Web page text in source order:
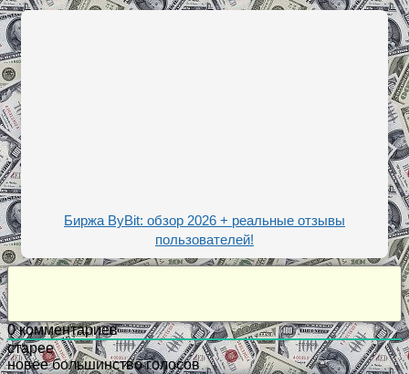
Биржа ByBit: обзор 2026 + реальные отзывы
пользователей!
0комментариев
старее
новее большинство голосов